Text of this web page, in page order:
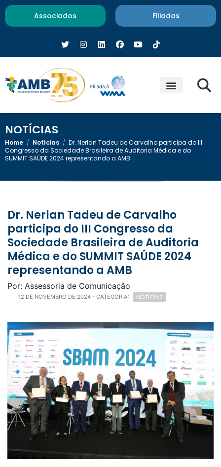
Associados Filiadas
NOTÍCIAS
Home / Notícias / Dr. Nerlan Tadeu de Carvalho participa do III
Congresso da Sociedade Brasileira de Auditoria Médica e do
SUMMIT SAÚDE 2024 representando a AMB
Dr. Nerlan Tadeu de Carvalho
participa do III Congresso da
Sociedade Brasileira de Auditoria
Médica e do SUMMIT SAÚDE 2024
representando a AMB
Por: Assessoria de Comunicação
12 DE NOVEMBRO DE 2024 - CATEGORIA: NOTÍCIAS